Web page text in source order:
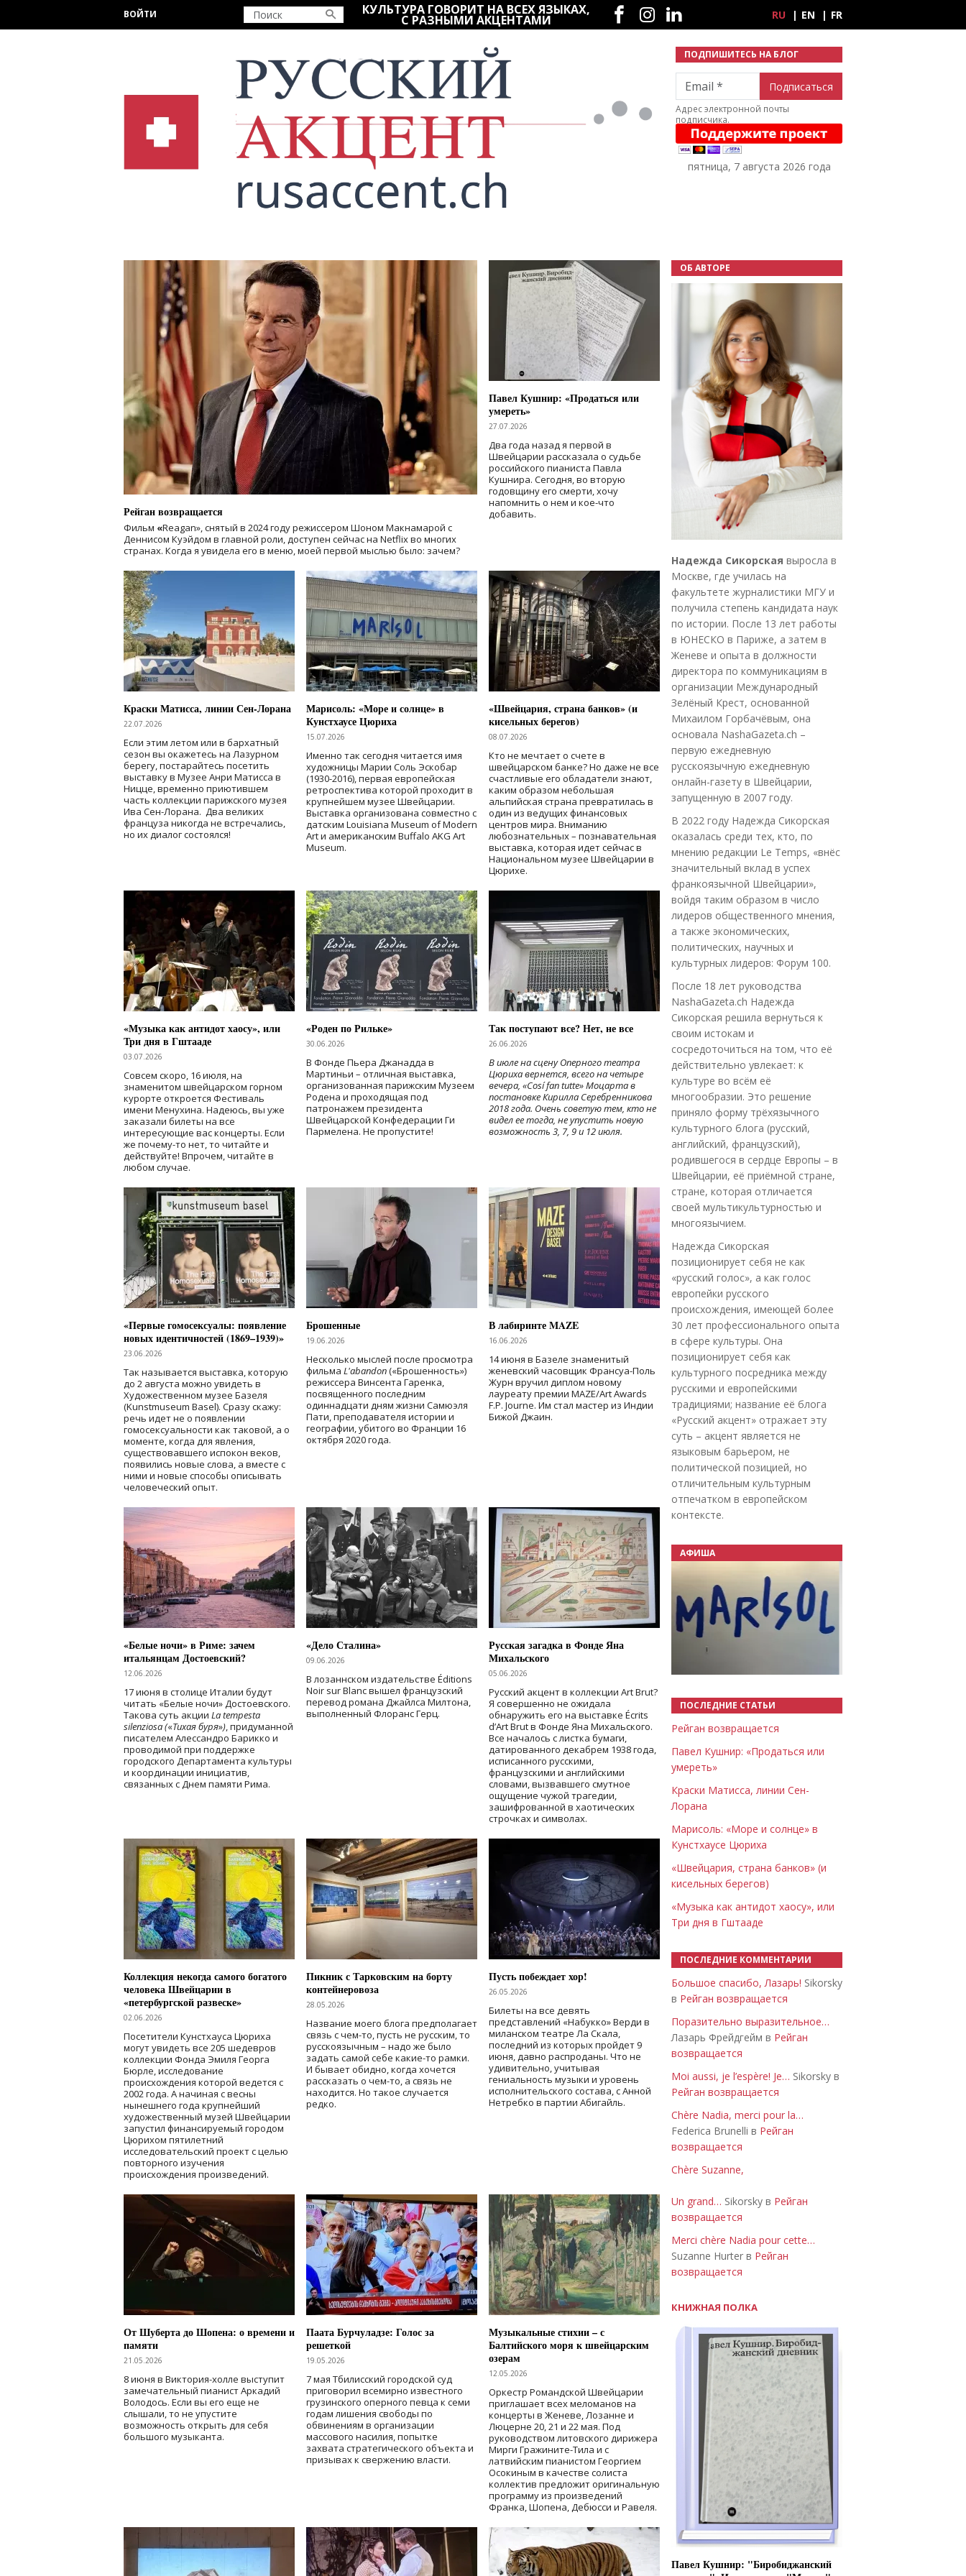
ВОЙТИ КУЛЬТУРА ГОВОРИТ НА ВСЕХ ЯЗЫКАХ,
С РАЗНЫМИ АКЦЕНТАМИ
Социальные сети
RU EN FR
ПОДПИШИТЕСЬ НА БЛОГ
Email
Адрес электронной почты
подписчика.
пятница, 7 августа 2026 года
Рейган возвращается
Фильм «Reagan», снятый в 2024 годурежиссером Шоном Макнамарой с
Деннисом Куэйдом в главной роли, доступен сейчас на Netflix во многих
странах. Когда я увидела его в меню, моей первой мыслью было: зачем?
Павел Кушнир: «Продаться или
умереть»
27.07.2026
Два года назад я первой в
Швейцарии рассказала о судьбе
российского пианиста Павла
Кушнира. Сегодня, во вторую
годовщину его смерти, хочу
напомнить о нем и кое-что
добавить.
Краски Матисса, линии Сен-Лорана
22.07.2026
Если этим летом или в бархатный
сезон вы окажетесь на Лазурном
берегу, постарайтесь посетить
выставку в Музее Анри Матисса в
Ницце, временно приютившем
часть коллекции парижского музея
Ива Сен-Лорана. Два великих
француза никогда не встречались,
но их диалог состоялся!
Марисоль: «Море и солнце» в
Кунстхаусе Цюриха
15.07.2026
Именно так сегодня читается имя
художницы Марии Соль Эскобар
(1930-2016), первая европейская
ретроспектива которой проходит в
крупнейшем музее Швейцарии.
Выставка организована совместно с
датским Louisiana Museum of Modern
Art и американским Buffalo AKG Art
Museum.
«Швейцария, страна банков» (и
кисельных берегов)
08.07.2026
Кто не мечтает о счете в
швейцарском банке? Но даже не все
счастливые его обладатели знают,
каким образом небольшая
альпийская страна превратилась в
один из ведущих финансовых
центров мира. Вниманию
любознательных – познавательная
выставка, которая идет сейчас в
Национальном музее Швейцарии в
Цюрихе.
«Музыка как антидот хаосу», или
Три дня в Гштааде
03.07.2026
Совсем скоро, 16 июля, на
знаменитом швейцарском горном
курорте откроется Фестиваль
имени Менухина. Надеюсь, вы уже
заказали билеты на все
интересующие вас концерты. Если
же почему-то нет, то читайте и
действуйте! Впрочем, читайте в
любом случае.
«Роден по Рильке»
30.06.2026
В Фонде Пьера Джанадда в
Мартиньи – отличная выставка,
организованная парижским Музеем
Родена и проходящая под
патронажем президента
Швейцарской Конфедерации Ги
Пармелена. Не пропустите!
Так поступают все? Нет, не все
26.06.2026
В июле на сцену Оперного театра
Цюриха вернется, всего на четыре
вечера, «Cosí fan tutte» Моцарта в
постановке Кирилла Серебренникова
2018 года. Очень советую тем, кто не
видел ее тогда, не упустить новую
возможность 3, 7, 9 и 12 июля.
«Первые гомосексуалы: появление
новых идентичностей (1869–1939)»
23.06.2026
Так называется выставка, которую
до 2 августа можно увидеть в
Художественном музее Базеля
(Kunstmuseum Basel). Сразу скажу:
речь идет не о появлении
гомосексуальности как таковой, а о
моменте, когда для явления,
существовавшего испокон веков,
появились новые слова, а вместе с
ними и новые способы описывать
человеческий опыт.
Брошенные
19.06.2026
Несколько мыслей после просмотра
фильма L'abandon(«Брошенность»)
режиссера Винсента Гаренка,
посвященного последним
одиннадцати дням жизни Самюэля
Пати, преподавателя истории и
географии, убитого во Франции 16
октября 2020 года.
В лабиринте MAZE
16.06.2026
14 июня в Базеле знаменитый
женевский часовщик Франсуа-Поль
Журн вручил диплом новому
лауреату премии MAZE/Art Awards
F.P. Journe. Им стал мастер из Индии
Бижой Джаин.
«Белые ночи» в Риме: зачем
итальянцам Достоевский?
12.06.2026
17 июня в столице Италии будут
читать «Белые ночи» Достоевского.
Такова суть акции La tempesta
silenziosa («Тихая буря»), придуманной
писателем Алессандро Барикко и
проводимой при поддержке
городского Департамента культуры
и координации инициатив,
связанных с Днем памяти Рима.
«Дело Сталина»
09.06.2026
В лозаннском издательстве Éditions
Noir sur Blanc вышел французский
перевод романа Джайлса Милтона,
выполненный Флоранс Герц.
Русская загадка в Фонде Яна
Михальского
05.06.2026
Русский акцент в коллекции Art Brut?
Я совершенно не ожидала
обнаружить его на выставке Écrits
d’Art Brut в Фонде Яна Михальского.
Все началось с листка бумаги,
датированного декабрем 1938 года,
исписанного русскими,
французскими и английскими
словами, вызвавшего смутное
ощущение чужой трагедии,
зашифрованной в хаотических
строчках и символах.
Коллекция некогда самого богатого
человека Швейцарии в
«петербургской развеске»
02.06.2026
Посетители Кунстхауса Цюриха
могут увидеть все 205 шедевров
коллекции Фонда Эмиля Георга
Бюрле, исследование
происхождения которой ведется с
2002 года. А начиная с весны
нынешнего года крупнейший
художественный музей Швейцарии
запустил финансируемый городом
Цюрихом пятилетний
исследовательский проект с целью
повторного изучения
происхождения произведений.
Пикник с Тарковским на борту
контейнеровоза
28.05.2026
Название моего блога предполагает
связь с чем-то, пусть не русским, то
русскоязычным – надо же было
задать самой себе какие-то рамки.
И бывает обидно, когда хочется
рассказать о чем-то, а связь не
находится. Но такое случается
редко.
Пусть побеждает хор!
26.05.2026
Билеты на все девять
представлений «Набукко» Верди в
миланском театре Ла Скала,
последний из которых пройдет 9
июня, давно распроданы. Что не
удивительно, учитывая
гениальность музыки и уровень
исполнительского состава, с Анной
Нетребко в партии Абигайль.
От Шуберта до Шопена: о времени и
памяти
21.05.2026
8 июня в Виктория-холле выступит
замечательный пианист Аркадий
Володось. Если вы его еще не
слышали, то не упустите
возможность открыть для себя
большого музыканта.
Паата Бурчуладзе: Голос за
решеткой
19.05.2026
7 мая Тбилисский городской суд
приговорил всемирно известного
грузинского оперного певца к семи
годам лишения свободы по
обвинениям в организации
массового насилия, попытке
захвата стратегического объекта и
призывах к свержению власти.
Музыкальные стихии – с
Балтийского моря к швейцарским
озерам
12.05.2026
Оркестр Романдской Швейцарии
приглашает всех меломанов на
концерты в Женеве, Лозанне и
Люцерне 20, 21 и 22 мая. Под
руководством литовского дирижера
Мирги Гражините-Тила и с
латвийским пианистом Георгием
Осокиным в качестве солиста
коллектив предложит оригинальную
программу из произведений
Франка, Шопена, Дебюсси и Равеля.
ОБ АВТОРЕ
Надежда Сикорская выросла в
Москве, где училась на
факультете журналистики МГУ и
получила степень кандидата наук
по истории. После 13 лет работы
в ЮНЕСКО в Париже, а затем в
Женеве и опыта в должности
директора по коммуникациям в
организации Международный
Зелёный Крест, основанной
Михаилом Горбачёвым, она
основала NashaGazeta.ch –
первую ежедневную
русскоязычную ежедневную
онлайн-газету в Швейцарии,
запущенную в 2007 году.
В 2022 году Надежда Сикорская
оказалась среди тех, кто, по
мнению редакции Le Temps, «внёс
значительный вклад в успех
франкоязычной Швейцарии»,
войдя таким образом в число
лидеров общественного мнения,
а также экономических,
политических, научных и
культурных лидеров: Форум 100.
После 18 лет руководства
NashaGazeta.ch Надежда
Сикорская решила вернуться к
своим истокам и
сосредоточиться на том, что её
действительно увлекает: к
культуре во всём её
многообразии. Это решение
приняло форму трёхязычного
культурного блога (русский,
английский, французский),
родившегося в сердце Европы – в
Швейцарии, её приёмной стране,
стране, которая отличается
своей мультикультурностью и
многоязычием.
Надежда Сикорская
позиционирует себя не как
«русский голос», а как голос
европейки русского
происхождения, имеющей более
30 лет профессионального опыта
в сфере культуры. Она
позиционирует себя как
культурного посредника между
русскими и европейскими
традициями; название её блога
«Русский акцент» отражает эту
суть – акцент является не
языковым барьером, не
политической позицией, но
отличительным культурным
отпечатком в европейском
контексте.
АФИША
ПОСЛЕДНИЕ СТАТЬИ
Рейган возвращается
Павел Кушнир: «Продаться или
умереть»
Краски Матисса, линии Сен-
Лорана
Марисоль: «Море и солнце» в
Кунстхаусе Цюриха
«Швейцария, страна банков» (и
кисельных берегов)
«Музыка как антидот хаосу», или
Три дня в Гштааде
ПОСЛЕДНИЕ КОММЕНТАРИИ
Большое спасибо, Лазарь! Sikorsky
в Рейган возвращается
Поразительно выразительное…
Лазарь Фрейдгейм в Рейган
возвращается
Moi aussi, je l’espère! Je… Sikorsky в
Рейган возвращается
Chère Nadia, merci pour la…
Federica Brunelli в Рейган
возвращается
Chère Suzanne,
Un grand… Sikorsky в Рейган
возвращается
Merci chère Nadia pour cette…
Suzanne Hurter в Рейган
возвращается
КНИЖНАЯ ПОЛКА
Павел Кушнир: "Биробиджанский